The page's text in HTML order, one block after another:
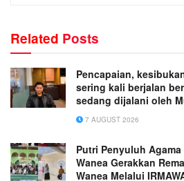
Related Posts
Pencapaian,
sering kali berjalan
sedang dijalani oleh
Wicaksana.
7 AUGUST 2026
Putri Penyuluh
Wanea Gerakkan
Wanea Melalui